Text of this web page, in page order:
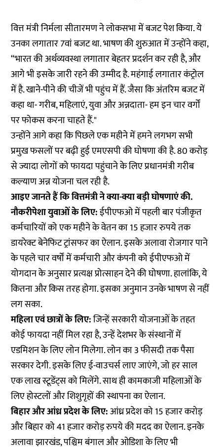
वित्त मंत्री निर्मला सीतारमण ने लोकसभा में बजट पेश किया. ये
उनका लगातार 7वां बजट था. भाषण की शुरुआत में उन्होंने कहा,
“भारत की अर्थव्यवस्था लगातार बेहतर प्रदर्शन कर रही है, और
आगे भी इसके जारी रहने की उम्मीद है. महंगाई लगातार कंट्रोल
में है. खाने-पीने की चीजें भी पहुंच में हैं. जैसा कि अंतरिम बजट में
कहा था- गरीब, महिलाएं, युवा और अन्नदाता- हम इन चार वर्गों
पर फोकस करना चाहते हैं."
उन्होंने आगे कहा कि पिछले एक महीने में हमने लगभग सभी
प्रमुख फसलों पर बढ़ी हुई एमएसपी की घोषणा की है. 80 करोड़
से ज्यादा लोगों को फायदा पहुंचाने के लिए प्रधानमंत्री गरीब
कल्याण अन्न योजना चल रही है.
आइए जानते हैं कि वित्तमंत्री ने क्या-क्या बड़ी घोषणाएं की.
नौकरीपेशा युवाओं के लिए:ईपीएफओ में पहली बार पंजीकृत
कर्मचारियों को एक महीने के वेतन का 15 हजार रुपये तक
डायरेक्ट बेनेफिट ट्रांसफर का ऐलान. इसके अलावा रोजगार पाने
के पहले चार वर्षों में कर्मचारी और कंपनी को ईपीएफओ में
योगदान के अनुसार प्रत्यक्ष प्रोत्साहन देने की घोषणा. हालांकि, ये
कितना और किस तरह होगा. इसका अनुमान उनके भाषण से नहीं
लग सका.
महिला एवं छात्रों के लिए:जिन्हें सरकारी योजनाओं के तहत
कोई फायदा नहीं मिल रहा है, उन्हें देशभर के संस्थानों में
एडमिशन के लिए लोन मिलेगा. लोन का 3 फीसदी तक पैसा
सरकार देगी. इसके लिए ई-वाउचर्स लाए जाएंगे, जो हर साल
एक लाख स्टूडेंट्स को मिलेंगे. साथ ही कामकाजी महिलाओं के
लिए होस्टलों और शिशुगृहों की स्थापना का ऐलान.
बिहार और आंध्र प्रदेश के लिए:आंध्र प्रदेश को 15 हजार करोड़
और बिहार को 41 हजार करोड़ रुपये की मदद का ऐलान. इनके
अलावा झारखंड, पश्चिम बंगाल और ओडिशा के लिए भी